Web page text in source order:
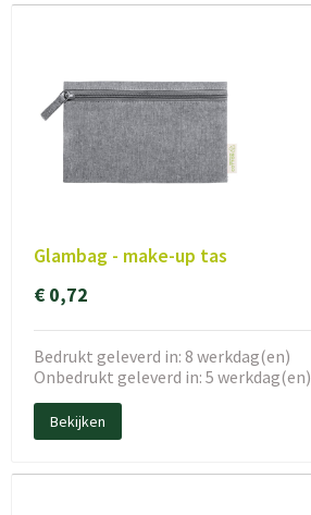
Glambag - make-up tas
€ 0,72
Bedrukt geleverd in: 8 werkdag(en)
Onbedrukt geleverd in: 5 werkdag(en)
Bekijken